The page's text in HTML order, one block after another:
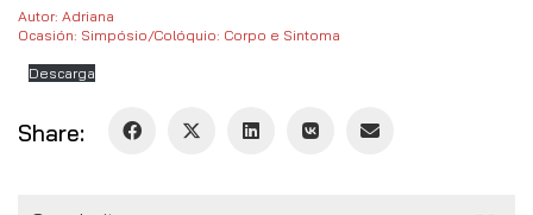
Autor: Adriana
Ocasión: Simpósio/Colóquio: Corpo e Sintoma
Descarga
Share: